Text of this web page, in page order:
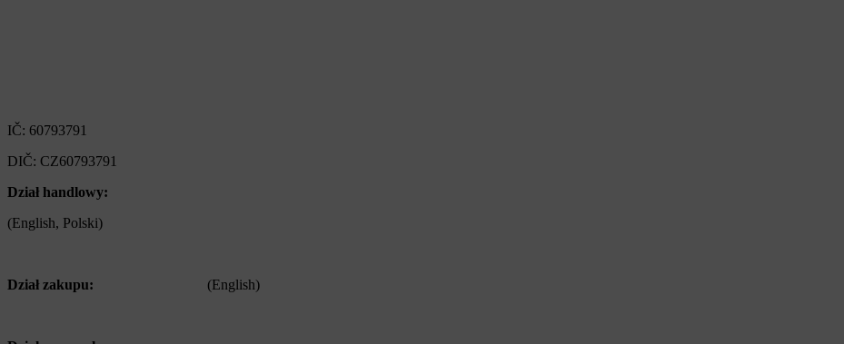
IČ: 60793791
DIČ: CZ60793791
Dział handlowy:
(English, Polski)
Dział zakupu:
(English)